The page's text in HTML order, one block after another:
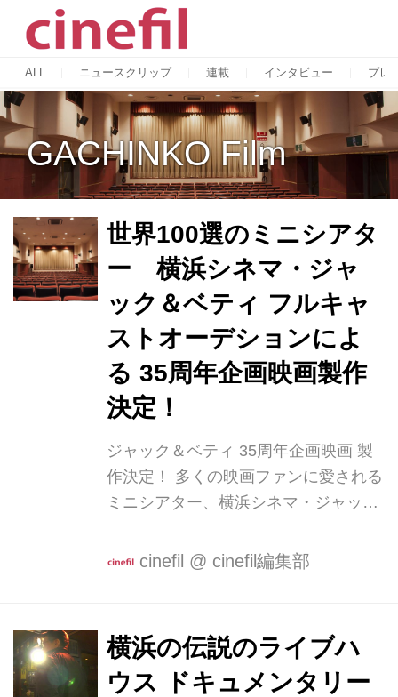
ALL ニュースクリップ 連載 インタビュー プレ
GACHINKO Film
世界100選のミニシアタ
ー 横浜シネマ・ジャ
ック＆ベティ フルキャ
ストオーデションによ
る 35周年企画映画製作
決定！
ジャック＆ベティ 35周年企画映画 製
作決定！ 多くの映画ファンに愛される
ミニシアター、横浜シネマ・ジャック
した。 横浜シネマ・ジャック＆ベティ
World Wide「世界の最高の映画館100
選」にも選ばれた。 2021年の30周年
企画として製作された『誰かの花』
cinefil @ cinefil編集部
横浜の伝説のライブハ
ウス ドキュメンタリー